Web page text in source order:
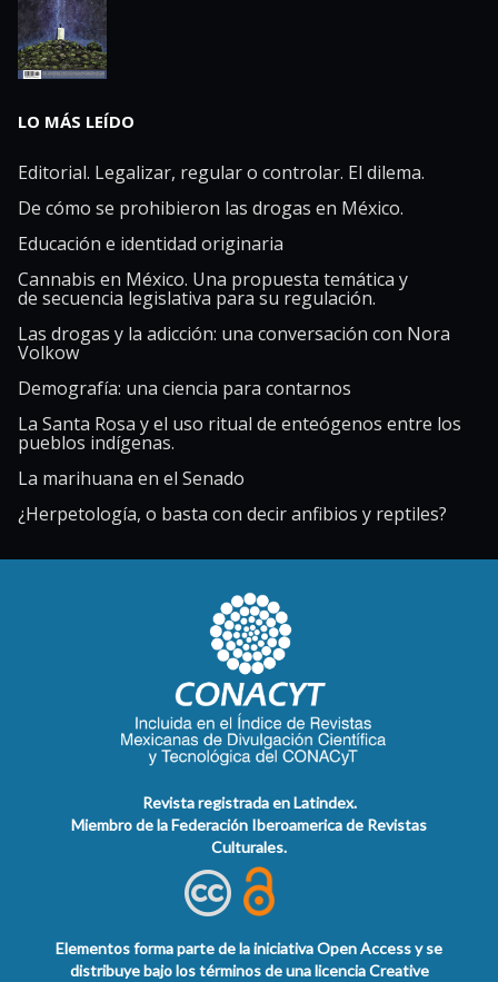
LO MÁS LEÍDO
Editorial. Legalizar, regular o controlar. El dilema.
De cómo se prohibieron las drogas en México.
Educación e identidad originaria
Cannabis en México. Una propuesta temática y
de secuencia legislativa para su regulación.
Las drogas y la adicción: una conversación con Nora
Volkow
Demografía: una ciencia para contarnos
La Santa Rosa y el uso ritual de enteógenos entre los
pueblos indígenas.
La marihuana en el Senado
¿Herpetología, o basta con decir anfibios y reptiles?
Revista registrada en Latindex.
Miembro de la Federación Iberoamerica de Revistas
Culturales.
Elementos forma parte de la iniciativa Open Access y se
distribuye bajo los términos de una licencia Creative